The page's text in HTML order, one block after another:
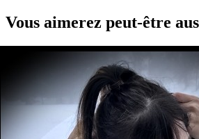
Vous aimerez peut-être